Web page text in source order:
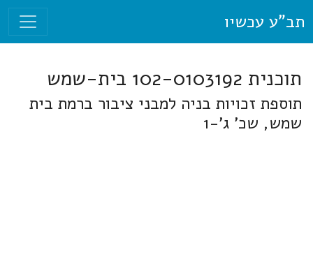
תב"ע עכשיו
תוכנית 102-0103192 בית-שמש
תוספת זכויות בניה למבני ציבור ברמת בית
שמש, שכ' ג'-1